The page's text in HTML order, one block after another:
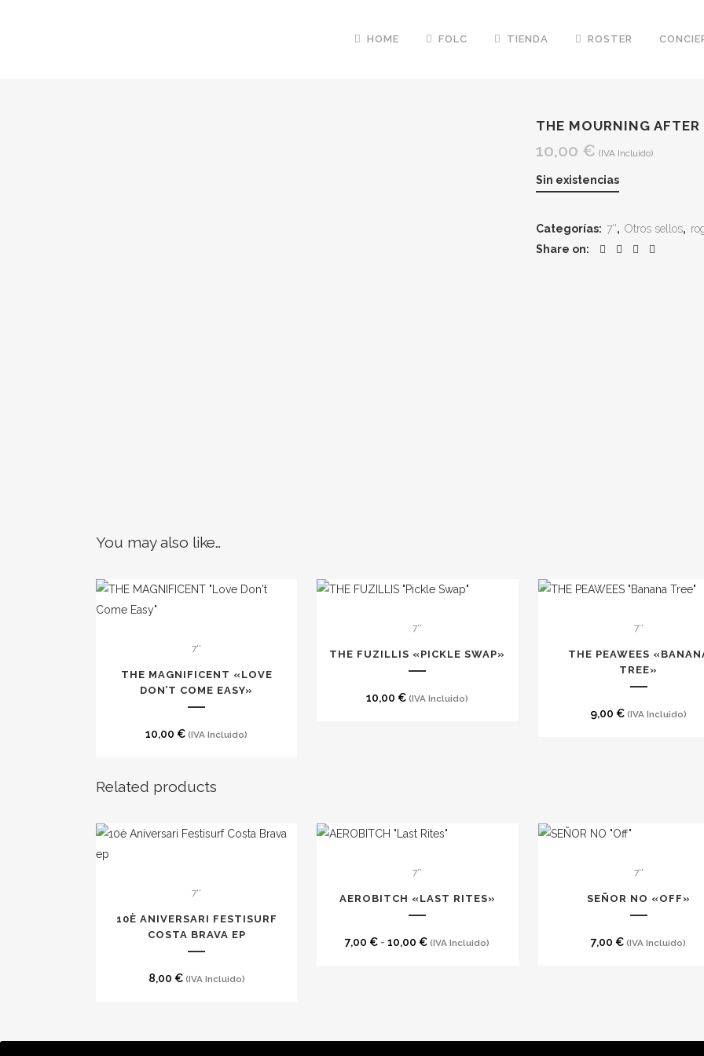
HOME FOLC TIENDA ROSTER
THE MOURNING AFTER
10,00 € (IVA Incluido)
Sin existencias
Categorías: 7'', Otros sellos,
Share on:
You may also like…
7''
THE MAGNIFICENT «LOVE
DON’T COME EASY»
10,00 € (IVA Incluido)
7''
THE FUZILLIS «PICKLE SWAP»
10,00 € (IVA Incluido)
7''
THE PEAWEES
TREE»
9,00 € (IVA Incluido)
Related products
7''
10È ANIVERSARI FESTISURF
COSTA BRAVA EP
8,00 € (IVA Incluido)
7''
AEROBITCH «LAST RITES»
7,00 € - 10,00 €Rango
hasta
(IVA Incluido)
7''
SEÑOR NO «OFF»
7,00 € (IVA Incluido)